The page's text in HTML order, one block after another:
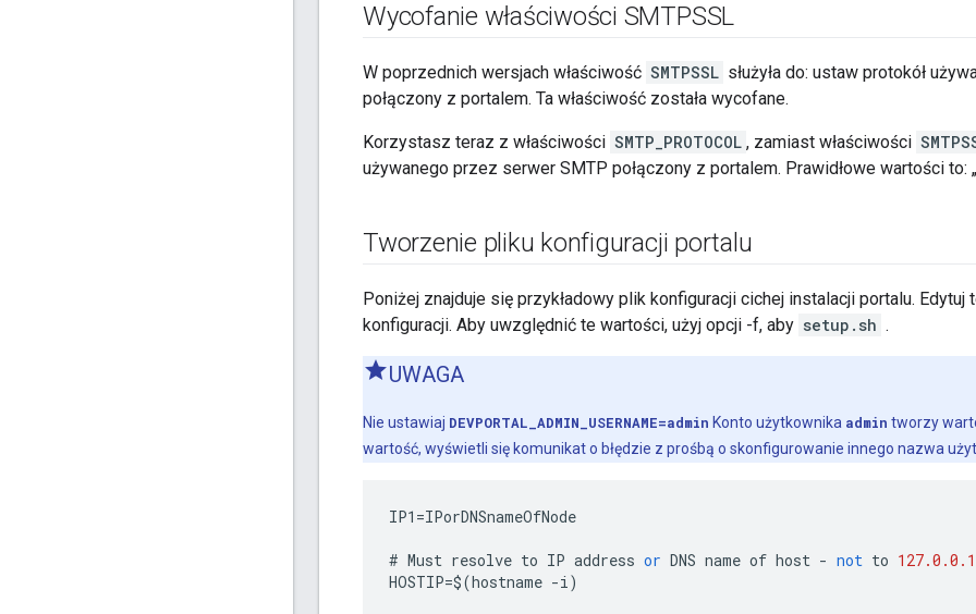
Wycofanie właściwości SMTPSSL
W poprzednich wersjach właściwość SMTPSSL służyła do: ustaw protokół
połączony z portalem. Ta właściwość została wycofane.
Korzystasz teraz z właściwości SMTP_PROTOCOL , zamiast właściwości
używanego przez serwer SMTP połączony z portalem. Prawidłowe wartości to:
Tworzenie pliku konfiguracji portalu
Poniżej znajduje się przykładowy plik konfiguracji cichej instalacji portalu.
konfiguracji. Aby uwzględnić te wartości, użyj opcji -f, aby setup.sh .
UWAGA
Nie ustawiaj DEVPORTAL_ADMIN_USERNAME=admin Konto użytkownika admin tworzy
wartość, wyświetli się komunikat o błędzie z prośbą o skonfigurowanie innego nazwa
IP1 =IPorDNSnameOfNode
# Must resolve to IP address or DNS name of host - not to 127.0.0.1
HOSTIP=$(hostname -i)